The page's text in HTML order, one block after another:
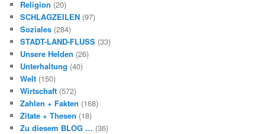
Religion (20)
SCHLAGZEILEN (97)
Soziales (284)
STADT-LAND-FLUSS (33)
Unsere Helden (26)
Unterhaltung (40)
Welt (150)
Wirtschaft (572)
Zahlen + Fakten (168)
Zitate + Thesen (18)
Zu diesem BLOG … (36)